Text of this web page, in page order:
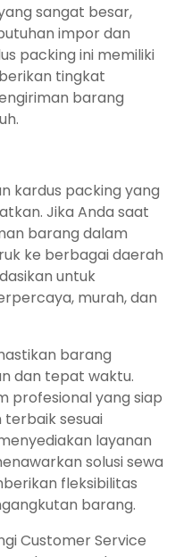
sangat besar,
impor dan
packing ini memiliki
tingkat
barang
kardus packing yang
Jika Anda saat
barang dalam
ke berbagai daerah
untuk
murah, dan
barang
dan tepat waktu.
profesional yang siap
sesuai
layanan
solusi sewa
fleksibilitas
barang.
Customer Service